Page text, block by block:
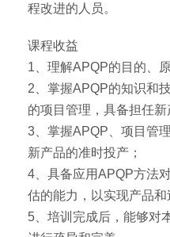
程改进的人员。
课程收益
1、理解APQP的目的、
2、掌握APQP的知识和
的项目管理，具备担任新
3、掌握APQP、项目管
新产品的准时投产；
4、具备应用APQP方法
估的能力，以实现产品和
5、培训完成后，能够对